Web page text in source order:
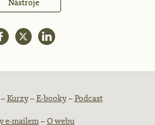
Nástroje
Kurzy–E-booky–Podcast
e-mailem–O webu